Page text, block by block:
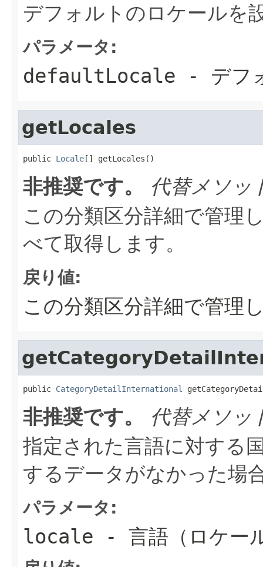
デフォルトのロケールを
パラメータ:
defaultLocale - デフ
getLocales
public Locale[] getLocales()
非推奨です。
代替メソッ
この分類区分詳細で管理
べて取得します。
戻り値:
この分類区分詳細で管理
public CategoryDetailInternational
非推奨です。
代替メソッ
指定された言語に対する
するデータがなかった場
パラメータ:
locale - 言語（ロケー